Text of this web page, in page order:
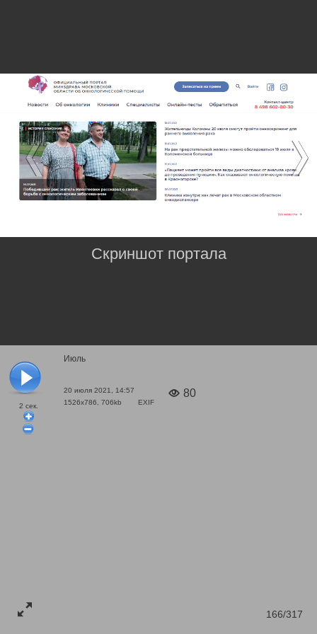
2 сек.
Июль
20 июля 2021, 14:57
1526x786, 706kb
EXIF
80
166/317
Скриншот портала